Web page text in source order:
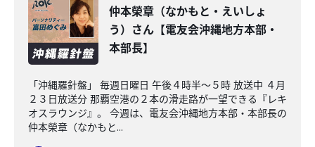
仲本榮章（なかもと・えいしょ
う）さん【電友会沖縄地方本部・
本部長】
「沖縄羅針盤」 毎週日曜日 午後４時半～５時 放送中 ４月
２３日放送分 那覇空港の２本の滑走路が一望できる『レキ
オスラウンジ』。 今週は、電友会沖縄地方本部・本部長の
仲本榮章（なかもと...